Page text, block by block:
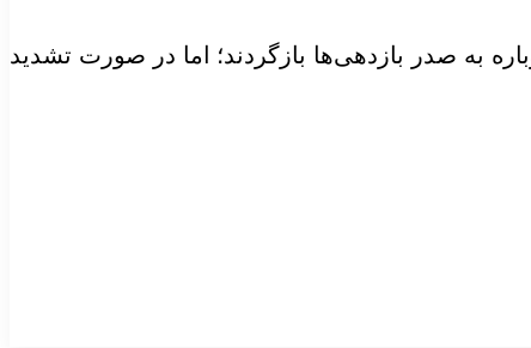
به صدر بازدهی‌ها بازگردند؛ اما در صورت تشدید